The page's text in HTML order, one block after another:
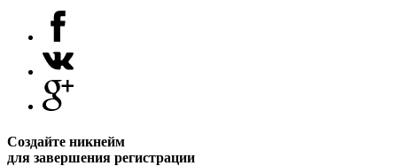
Создайте никнейм
для завершения регистрации